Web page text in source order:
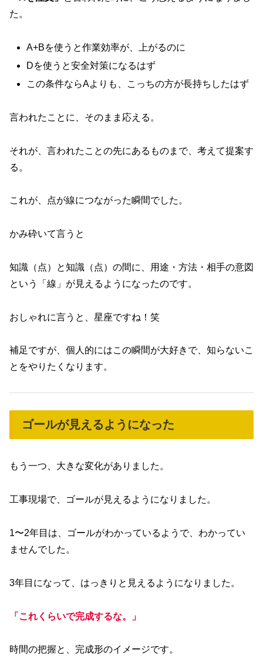
た。
A+Bを使うと作業効率が、上がるのに
Dを使うと安全対策になるはず
この条件ならAよりも、こっちの方が長持ちしたはず
言われたことに、そのまま応える。
それが、言われたことの先にあるものまで、考えて提案す
る。
これが、点が線につながった瞬間でした。
かみ砕いて言うと
知識（点）と知識（点）の間に、用途・方法・相手の意図
という「線」が見えるようになったのです。
おしゃれに言うと、星座ですね！笑
補足ですが、個人的にはこの瞬間が大好きで、知らないこ
とをやりたくなります。
ゴールが見えるようになった
もう一つ、大きな変化がありました。
工事現場で、ゴールが見えるようになりました。
1〜2年目は、ゴールがわかっているようで、わかってい
ませんでした。
3年目になって、はっきりと見えるようになりました。
「これくらいで完成するな。」
時間の把握と、完成形のイメージです。